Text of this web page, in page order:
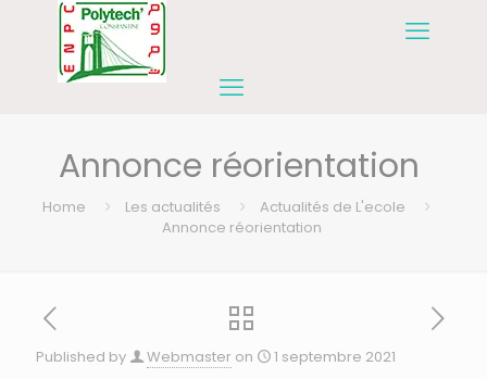
Annonce réorientation
Home Les actualités
Actualités de L'ecole
Annonce réorientation
Published by Webmaster on 1 septembre 2021